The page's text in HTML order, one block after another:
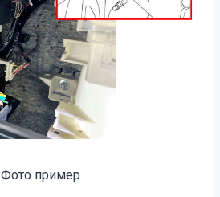
Фото пример